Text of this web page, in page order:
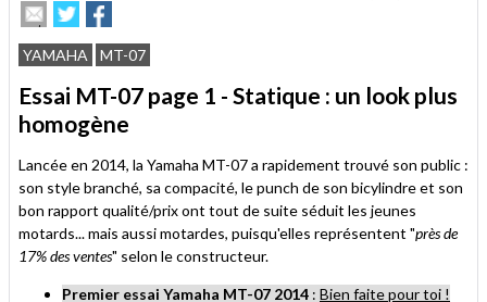
Envoyer
cet
article
à
un
ami
Partager
sur
Twitter
sur
Facebook
YAMAHA MT-07
Essai MT-07 page 1 - Statique : un look plus
homogène
Lancée en 2014, la Yamaha MT-07 a rapidement trouvé son public :
son style branché, sa compacité, le punch de son bicylindre et son
bon rapport qualité/prix ont tout de suite séduit les jeunes
motards... mais aussi motardes, puisqu'elles représentent "près de
17% des ventes" selon le constructeur.
Premier essai Yamaha MT-07 2014 : Bien faite pour toi !